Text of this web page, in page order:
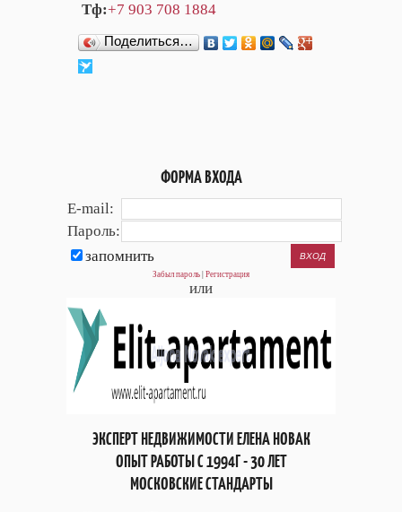
Тф:+7 903 708 1884
Поделиться…
ФОРМА ВХОДА
E-mail:
Пароль:
запомнить
Забыл пароль Регистрация
или
ЭКСПЕРТ НЕДВИЖИМОСТИ ЕЛЕНА НОВАК
ОПЫТ РАБОТЫ С 1994Г - 30 ЛЕТ
МОСКОВСКИЕ СТАНДАРТЫ